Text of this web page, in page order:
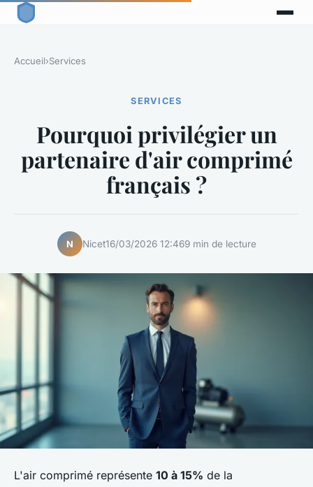
Accueil›Services
SERVICES
Pourquoi privilégier un
partenaire d'air comprimé
français ?
N Nicet16/03/2026 12:469 min de lecture
L'air comprimé représente 10 à 15% de la